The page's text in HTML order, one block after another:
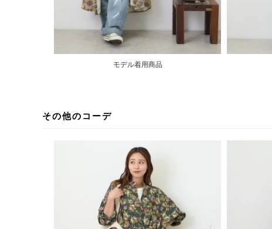
モデル着用商品
その他のコーデ